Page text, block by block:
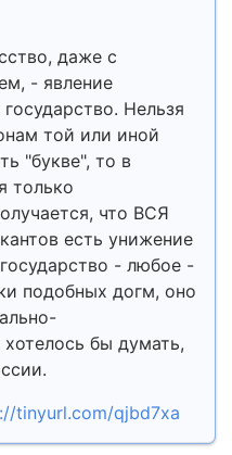
даже с
- явление
Нельзя
той или иной
"букве", то в
только
что ВСЯ
есть унижение
- любое -
подобных догм, оно
бы думать,
tinyurl.com/qjbd7xa